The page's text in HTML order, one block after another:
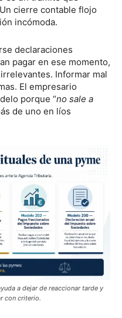
cierre contable flojo
incómoda.
declaraciones
pagar en ese momento,
Informar mal
El empresario
porque “no sale a
de uno en líos
a dejar de reaccionar tarde y
con criterio.